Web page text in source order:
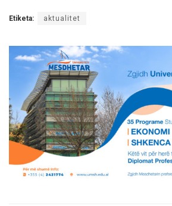
Etiketa: aktualitet